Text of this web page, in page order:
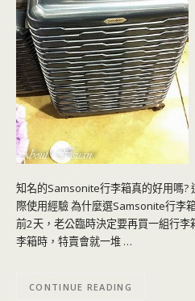
知名的Samsonite行李箱真的好用嗎?
際使用經驗 為什麼選Samsonite行李
前2天，老公臨時決定要再買一組行李
李箱時，特賣會就一堆 …
CONTINUE READING